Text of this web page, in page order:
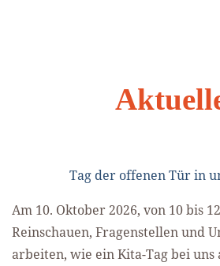
Tag der offenen Tür in
Am 10. Oktober 2026, von 10 bis
Reinschauen, Fragenstellen und
arbeiten, wie ein Kita-Tag bei uns